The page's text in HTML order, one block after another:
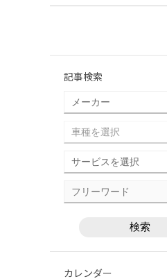
記事検索
カレンダー